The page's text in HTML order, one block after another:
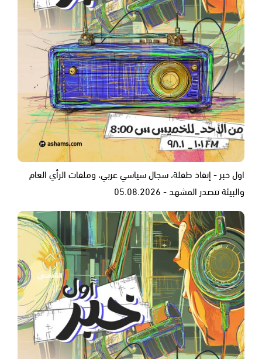
اول خبر - إنقاذ طفلة، سجال سياسي عربي، وملفات الرأي العام
والبيئة تتصدر المشهد - 05.08.2026